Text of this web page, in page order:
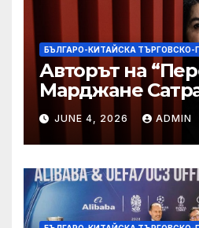
БЪЛГАРО-КИТАЙСКА
Авторът на
Марджане
“от тъга” на 56
JUNE 4, 2026 ADMIN